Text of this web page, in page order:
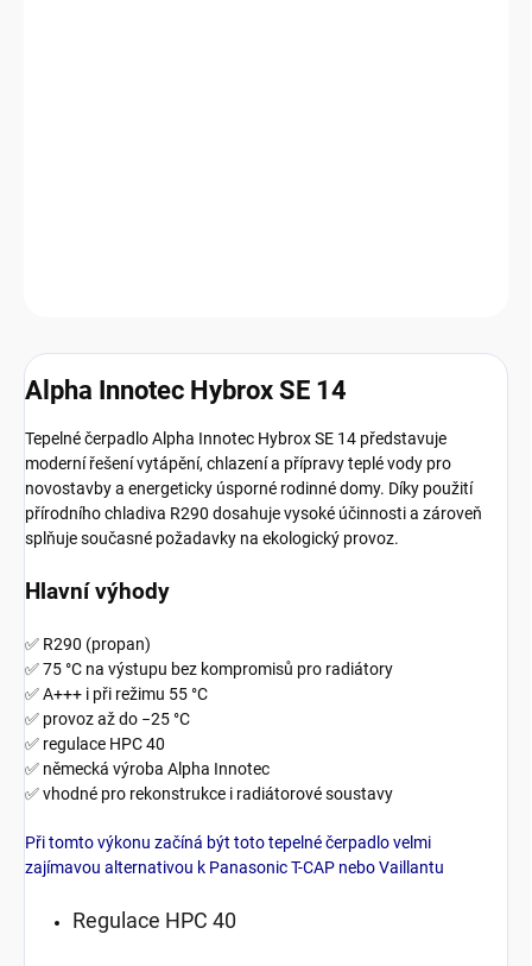
Alpha Innotec Hybrox SE 14
Tepelné čerpadlo Alpha Innotec Hybrox SE 14 představuje
moderní řešení vytápění, chlazení a přípravy teplé vody pro
novostavby a energeticky úsporné rodinné domy. Díky použití
přírodního chladiva R290 dosahuje vysoké účinnosti a zároveň
splňuje současné požadavky na ekologický provoz.
Hlavní výhody
✅ R290 (propan)
✅ 75 °C na výstupu bez kompromisů pro radiátory
✅ A+++ i při režimu 55 °C
✅ provoz až do −25 °C
✅ regulace HPC 40
✅ německá výroba Alpha Innotec
✅ vhodné pro rekonstrukce i radiátorové soustavy
Při tomto výkonu začíná být toto tepelné čerpadlo velmi
zajímavou alternativou k Panasonic T-CAP nebo Vaillantu
Regulace HPC 40